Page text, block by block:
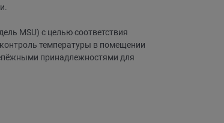
MSU) с целью соответствия
температуры в помещении
принадлежностями для